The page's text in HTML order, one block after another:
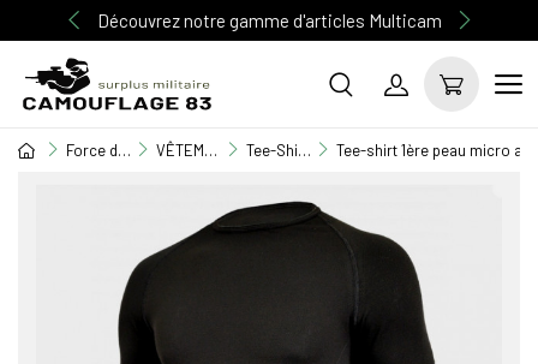
Découvrez notre gamme d'articles Multicam
Force de l'ordre VÊTEMENT GENDARMERIE / POLICE Tee-Shirt / Polo / Chemisette Tee-shirt 1ère peau micro